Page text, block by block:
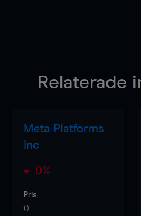
Relaterade
Meta Platforms
Inc
0%
Pris
0